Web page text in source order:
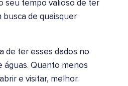
seu tempo valioso de ter
busca de quaisquer
de ter esses dados no
águas. Quanto menos
e visitar, melhor.